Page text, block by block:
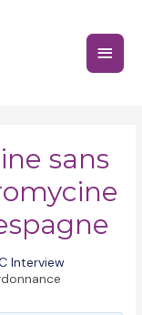
Main
sans
Interview